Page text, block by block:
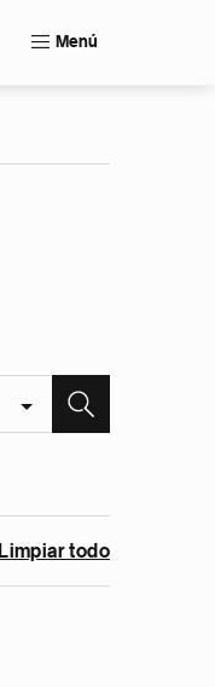
Menú
Limpiar todo